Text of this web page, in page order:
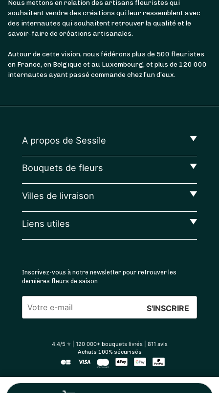
Nous mettons en relation des artisans fleuristes qui
souhaitent vendre des créations qui leur ressemblent avec
des internautes qui souhaitent retrouver la qualité et le
savoir-faire de créations artisanales.
Autour de cette vision, nous fédérons plus de 500 fleuristes
en France, en Belgique et au Luxembourg, et plus de 120 000
internautes ayant passé commande chez l’un d’eux.
A propos de Sessile
Bouquets de fleurs
Villes de livraison
Liens utiles
Inscrivez-vous à notre newsletter pour retrouver les
dernières fleurs de saison
4.4/5 ⭐ | 120 000+ bouquets livrés | 811 avis
Achats 100% sécurisés